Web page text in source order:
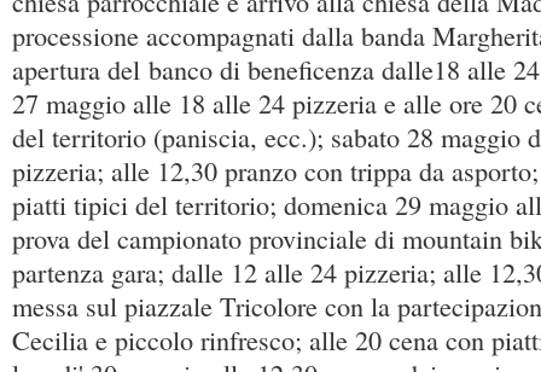
processione accompagnati dalla banda
apertura del banco di beneficenza dalle18 alle
27 maggio alle 18 alle 24 pizzeria e alle ore 20
del territorio (paniscia, ecc.); sabato 28 maggio
pizzeria; alle 12,30 pranzo con trippa da
piatti tipici del territorio; domenica 29 maggio
prova del campionato provinciale di mountain
partenza gara; dalle 12 alle 24 pizzeria; alle
messa sul piazzale Tricolore con la
Cecilia e piccolo rinfresco; alle 20 cena con